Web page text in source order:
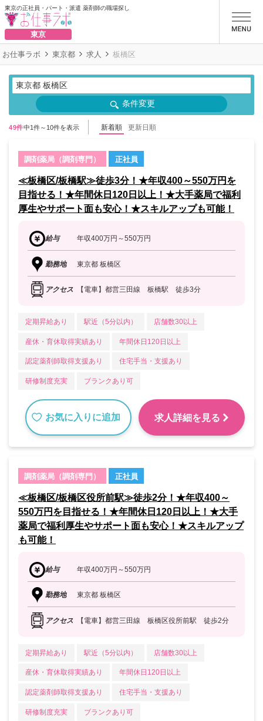
東京の正社員・パート・派遣 薬剤師の職場探し
東京
お仕事ラボ 東京都 求人 板橋区
東京都 板橋区
条件変更
49件中1件～10件を表示 新着順 更新日順
調剤薬局（調剤専門） 正社員
≪板橋区/板橋駅≫徒歩3分！★年収400～550万円を
目指せる！★年間休日120日以上！★大手薬局で福利
厚生やサポート面も安心！★スキルアップも可能！
給与 年収400万円～550万円
勤務地 東京都 板橋区
アクセス 【電車】都営三田線 板橋駅 徒歩3分
定期昇給あり 駅近（5分以内） 店舗数30以上
産休・育休取得実績あり 年間休日120日以上
認定薬剤師取得支援あり 住宅手当・支援あり
研修制度充実 ブランクあり可
お気に入りに追加 求人詳細を見る
調剤薬局（調剤専門） 正社員
≪板橋区/板橋区役所前駅≫徒歩2分！★年収400～
550万円を目指せる！★年間休日120日以上！★大手
薬局で福利厚生やサポート面も安心！★スキルアップ
も可能！
給与 年収400万円～550万円
勤務地 東京都 板橋区
アクセス 【電車】都営三田線 板橋区役所前駅 徒歩2分
定期昇給あり 駅近（5分以内） 店舗数30以上
産休・育休取得実績あり 年間休日120日以上
認定薬剤師取得支援あり 住宅手当・支援あり
研修制度充実 ブランクあり可